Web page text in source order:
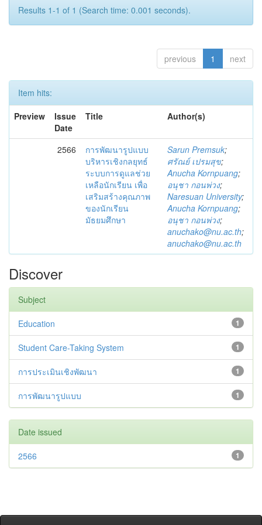
Results 1-1 of 1 (Search time: 0.001 seconds).
previous 1 next
Item hits:
Preview
Issue
Date
Title Author(s)
2566
การพัฒนารูปแบบ
บริหารเชิงกลยุทธ์
ระบบการดูแลช่วย
เหลือนักเรียน เพื่อ
เสริมสร้างคุณภาพ
ของนักเรียน
มัธยมศึกษา
Sarun Premsuk;
ศรัณย์ เปรมสุข;
Anucha Kornpuang;
อนุชา กอนพ่วง;
Naresuan University;
Anucha Kornpuang;
อนุชา กอนพ่วง;
anuchako@nu.ac.th;
anuchako@nu.ac.th
Discover
Subject
1
Education
1
Student Care-Taking System
1
การประเมินเชิงพัฒนา
1
การพัฒนารูปแบบ
Date issued
1
2566